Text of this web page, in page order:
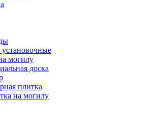
могилу
доска
плитка
на могилу